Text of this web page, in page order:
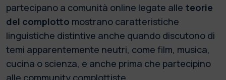
partecipano a comunità online legate alle teorie
del complotto mostrano caratteristiche
linguistiche distintive anche quando discutono di
temi apparentemente neutri, come film, musica,
cucina o scienza, e anche prima che partecipino
alle community complottiste.